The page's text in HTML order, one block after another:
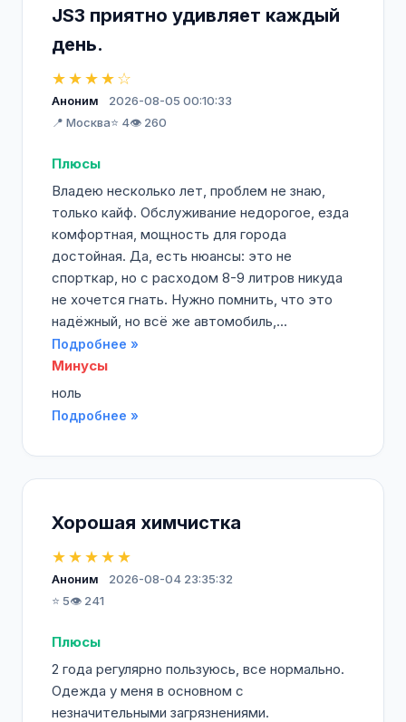
JS3 приятно удивляет каждый
день.
★★★★☆
Аноним
2026-08-05 00:10:33
📍 Москва⭐ 4👁️ 260
Плюсы
Владею несколько лет, проблем не знаю,
только кайф. Обслуживание недорогое, езда
комфортная, мощность для города
достойная. Да, есть нюансы: это не
спорткар, но с расходом 8-9 литров никуда
не хочется гнать. Нужно помнить, что это
надёжный, но всё же автомобиль,...
Подробнее »
Минусы
ноль
Подробнее »
Хорошая химчистка
★★★★★
Аноним
2026-08-04 23:35:32
⭐ 5👁️ 241
Плюсы
2 года регулярно пользуюсь, все нормально.
Одежда у меня в основном с
незначительными загрязнениями.